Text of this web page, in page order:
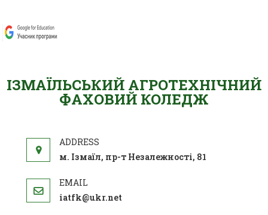
ІЗМАЇЛЬСЬКИЙ АГРОТЕХНІЧНИЙ
ФАХОВИЙ КОЛЕДЖ
м. Ізмаїл, пр-т Незалежності, 81
iatfk@ukr.net